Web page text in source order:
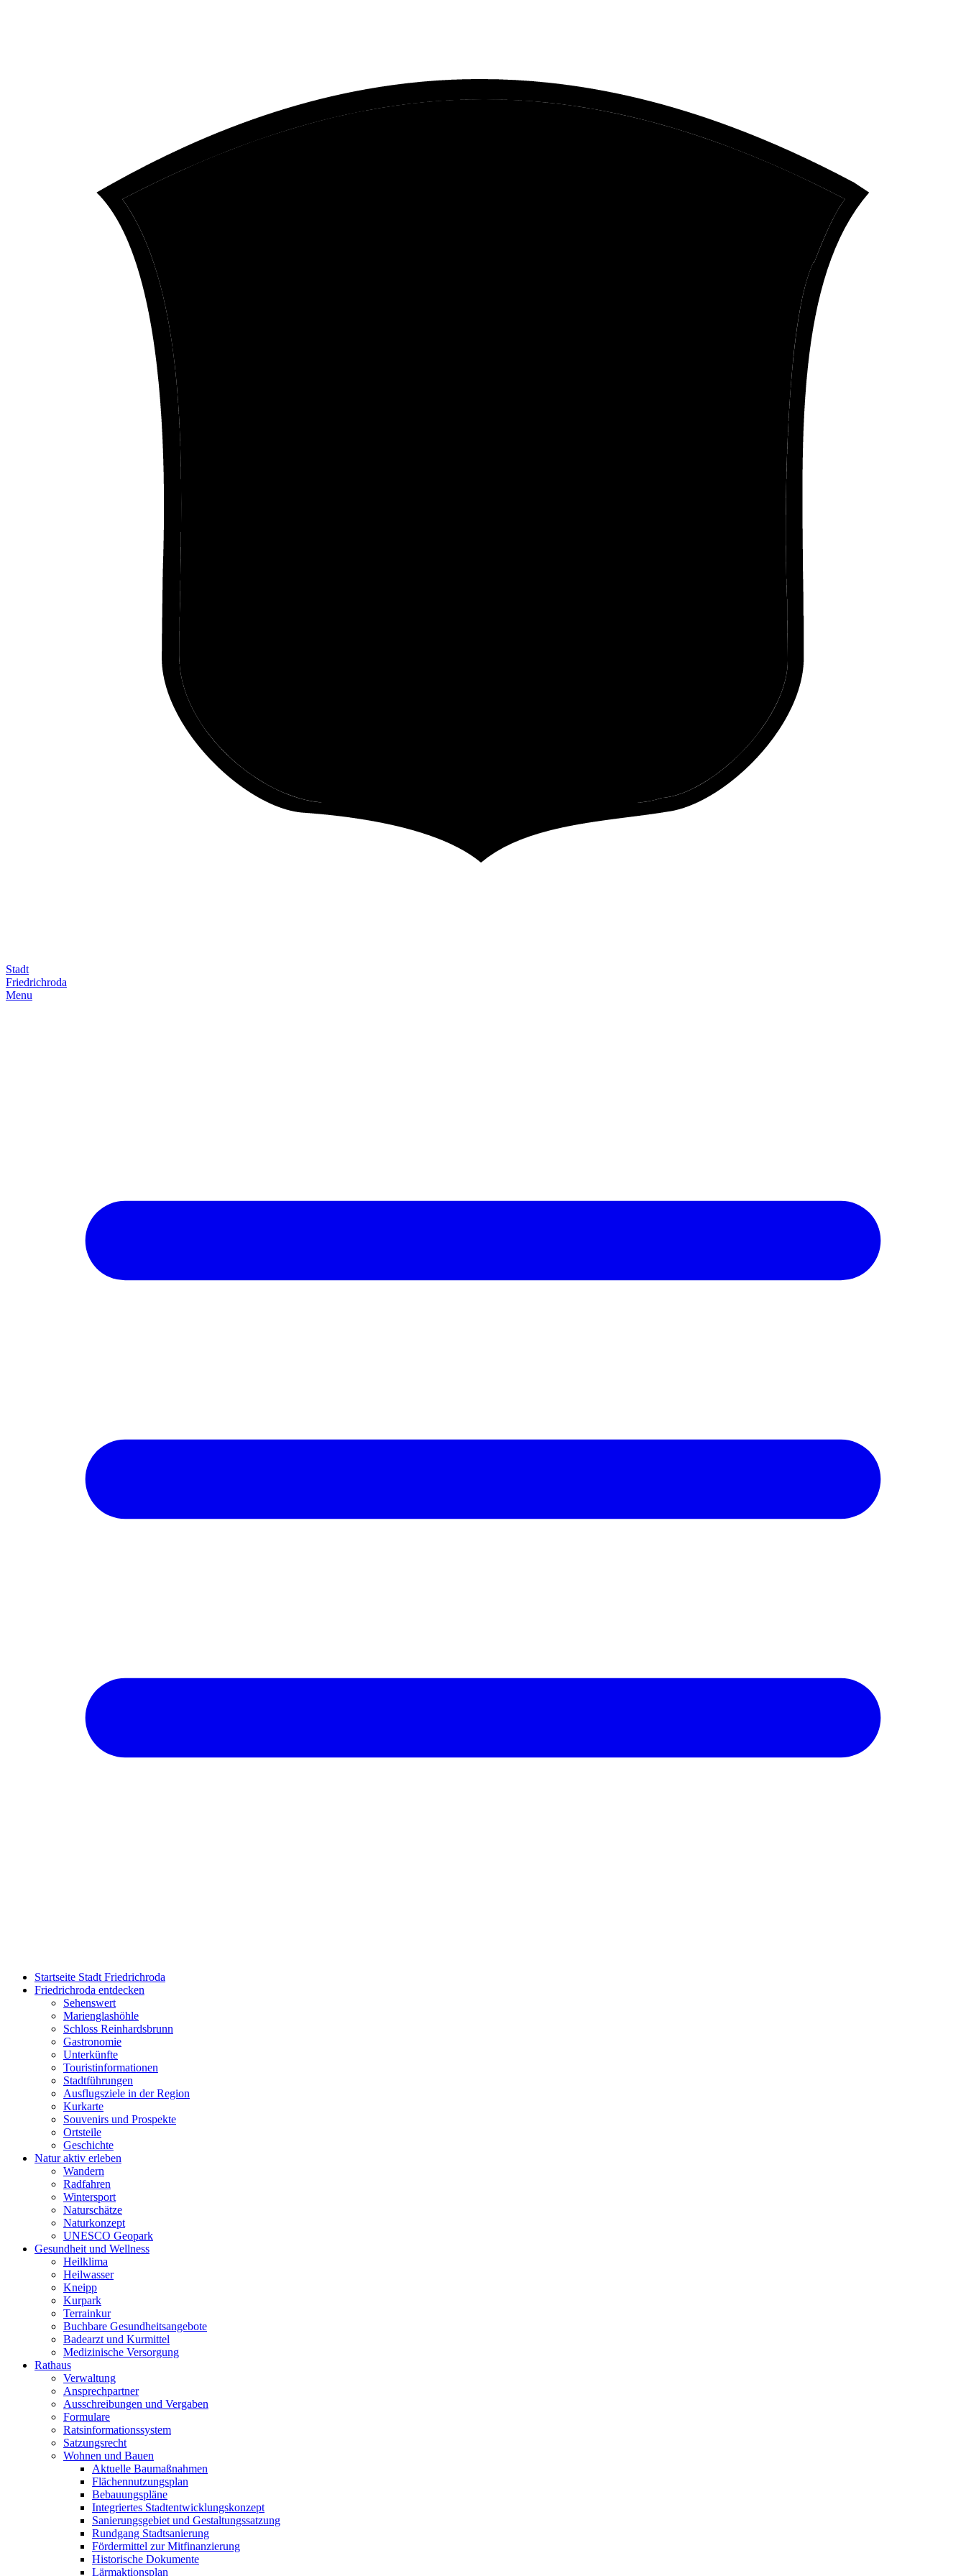
Stadt
Friedrich­roda
Menu
Startseite Stadt Friedrichroda
Friedrichroda entdecken
Sehenswert
Marienglashöhle
Schloss Reinhardsbrunn
Gastronomie
Unterkünfte
Touristinformationen
Stadtführungen
Ausflugsziele in der Region
Kurkarte
Souvenirs und Prospekte
Ortsteile
Geschichte
Natur aktiv erleben
Wandern
Radfahren
Wintersport
Naturschätze
Naturkonzept
UNESCO Geopark
Gesundheit und Wellness
Heilklima
Heilwasser
Kneipp
Kurpark
Terrainkur
Buchbare Gesundheitsangebote
Badearzt und Kurmittel
Medizinische Versorgung
Rathaus
Verwaltung
Ansprechpartner
Ausschreibungen und Vergaben
Formulare
Ratsinformationssystem
Satzungsrecht
Wohnen und Bauen
Aktuelle Baumaßnahmen
Flächennutzungsplan
Bebauungspläne
Integriertes Stadtentwicklungskonzept
Sanierungsgebiet und Gestaltungssatzung
Rundgang Stadtsanierung
Fördermittel zur Mitfinanzierung
Historische Dokumente
Lärmaktionsplan